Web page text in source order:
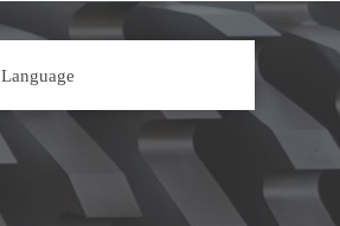
Language